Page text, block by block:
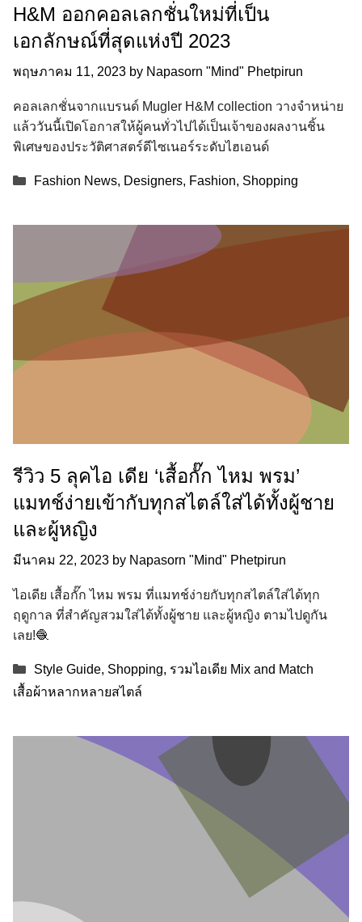
H&M ออกคอลเลกชั่นใหม่ที่เป็น
เอกลักษณ์ที่สุดแห่งปี 2023
พฤษภาคม 11, 2023 by Napasorn "Mind" Phetpirun
คอลเลกชั่นจากแบรนด์ Mugler H&M collection วางจำหน่าย
แล้ววันนี้เปิดโอกาสให้ผู้คนทั่วไปได้เป็นเจ้าของผลงานชิ้น
พิเศษของประวัติศาสตร์ดีไซเนอร์ระดับไฮเอนด์
Categories
Fashion News, Designers, Fashion, Shopping
รีวิว 5 ลุคไอ เดีย ‘เสื้อกั๊ก ไหม พรม’
แมทช์ง่ายเข้ากับทุกสไตล์ใส่ได้ทั้งผู้ชาย
และผู้หญิง
มีนาคม 22, 2023 by Napasorn "Mind" Phetpirun
ไอเดีย เสื้อกั๊ก ไหม พรม ที่แมทช์ง่ายกับทุกสไตล์ใส่ได้ทุก
ฤดูกาล ที่สำคัญสวมใส่ได้ทั้งผู้ชาย และผู้หญิง ตามไปดูกัน
เลย!🧶
Categories
Style Guide, Shopping, รวมไอเดีย Mix and Match
เสื้อผ้าหลากหลายสไตล์